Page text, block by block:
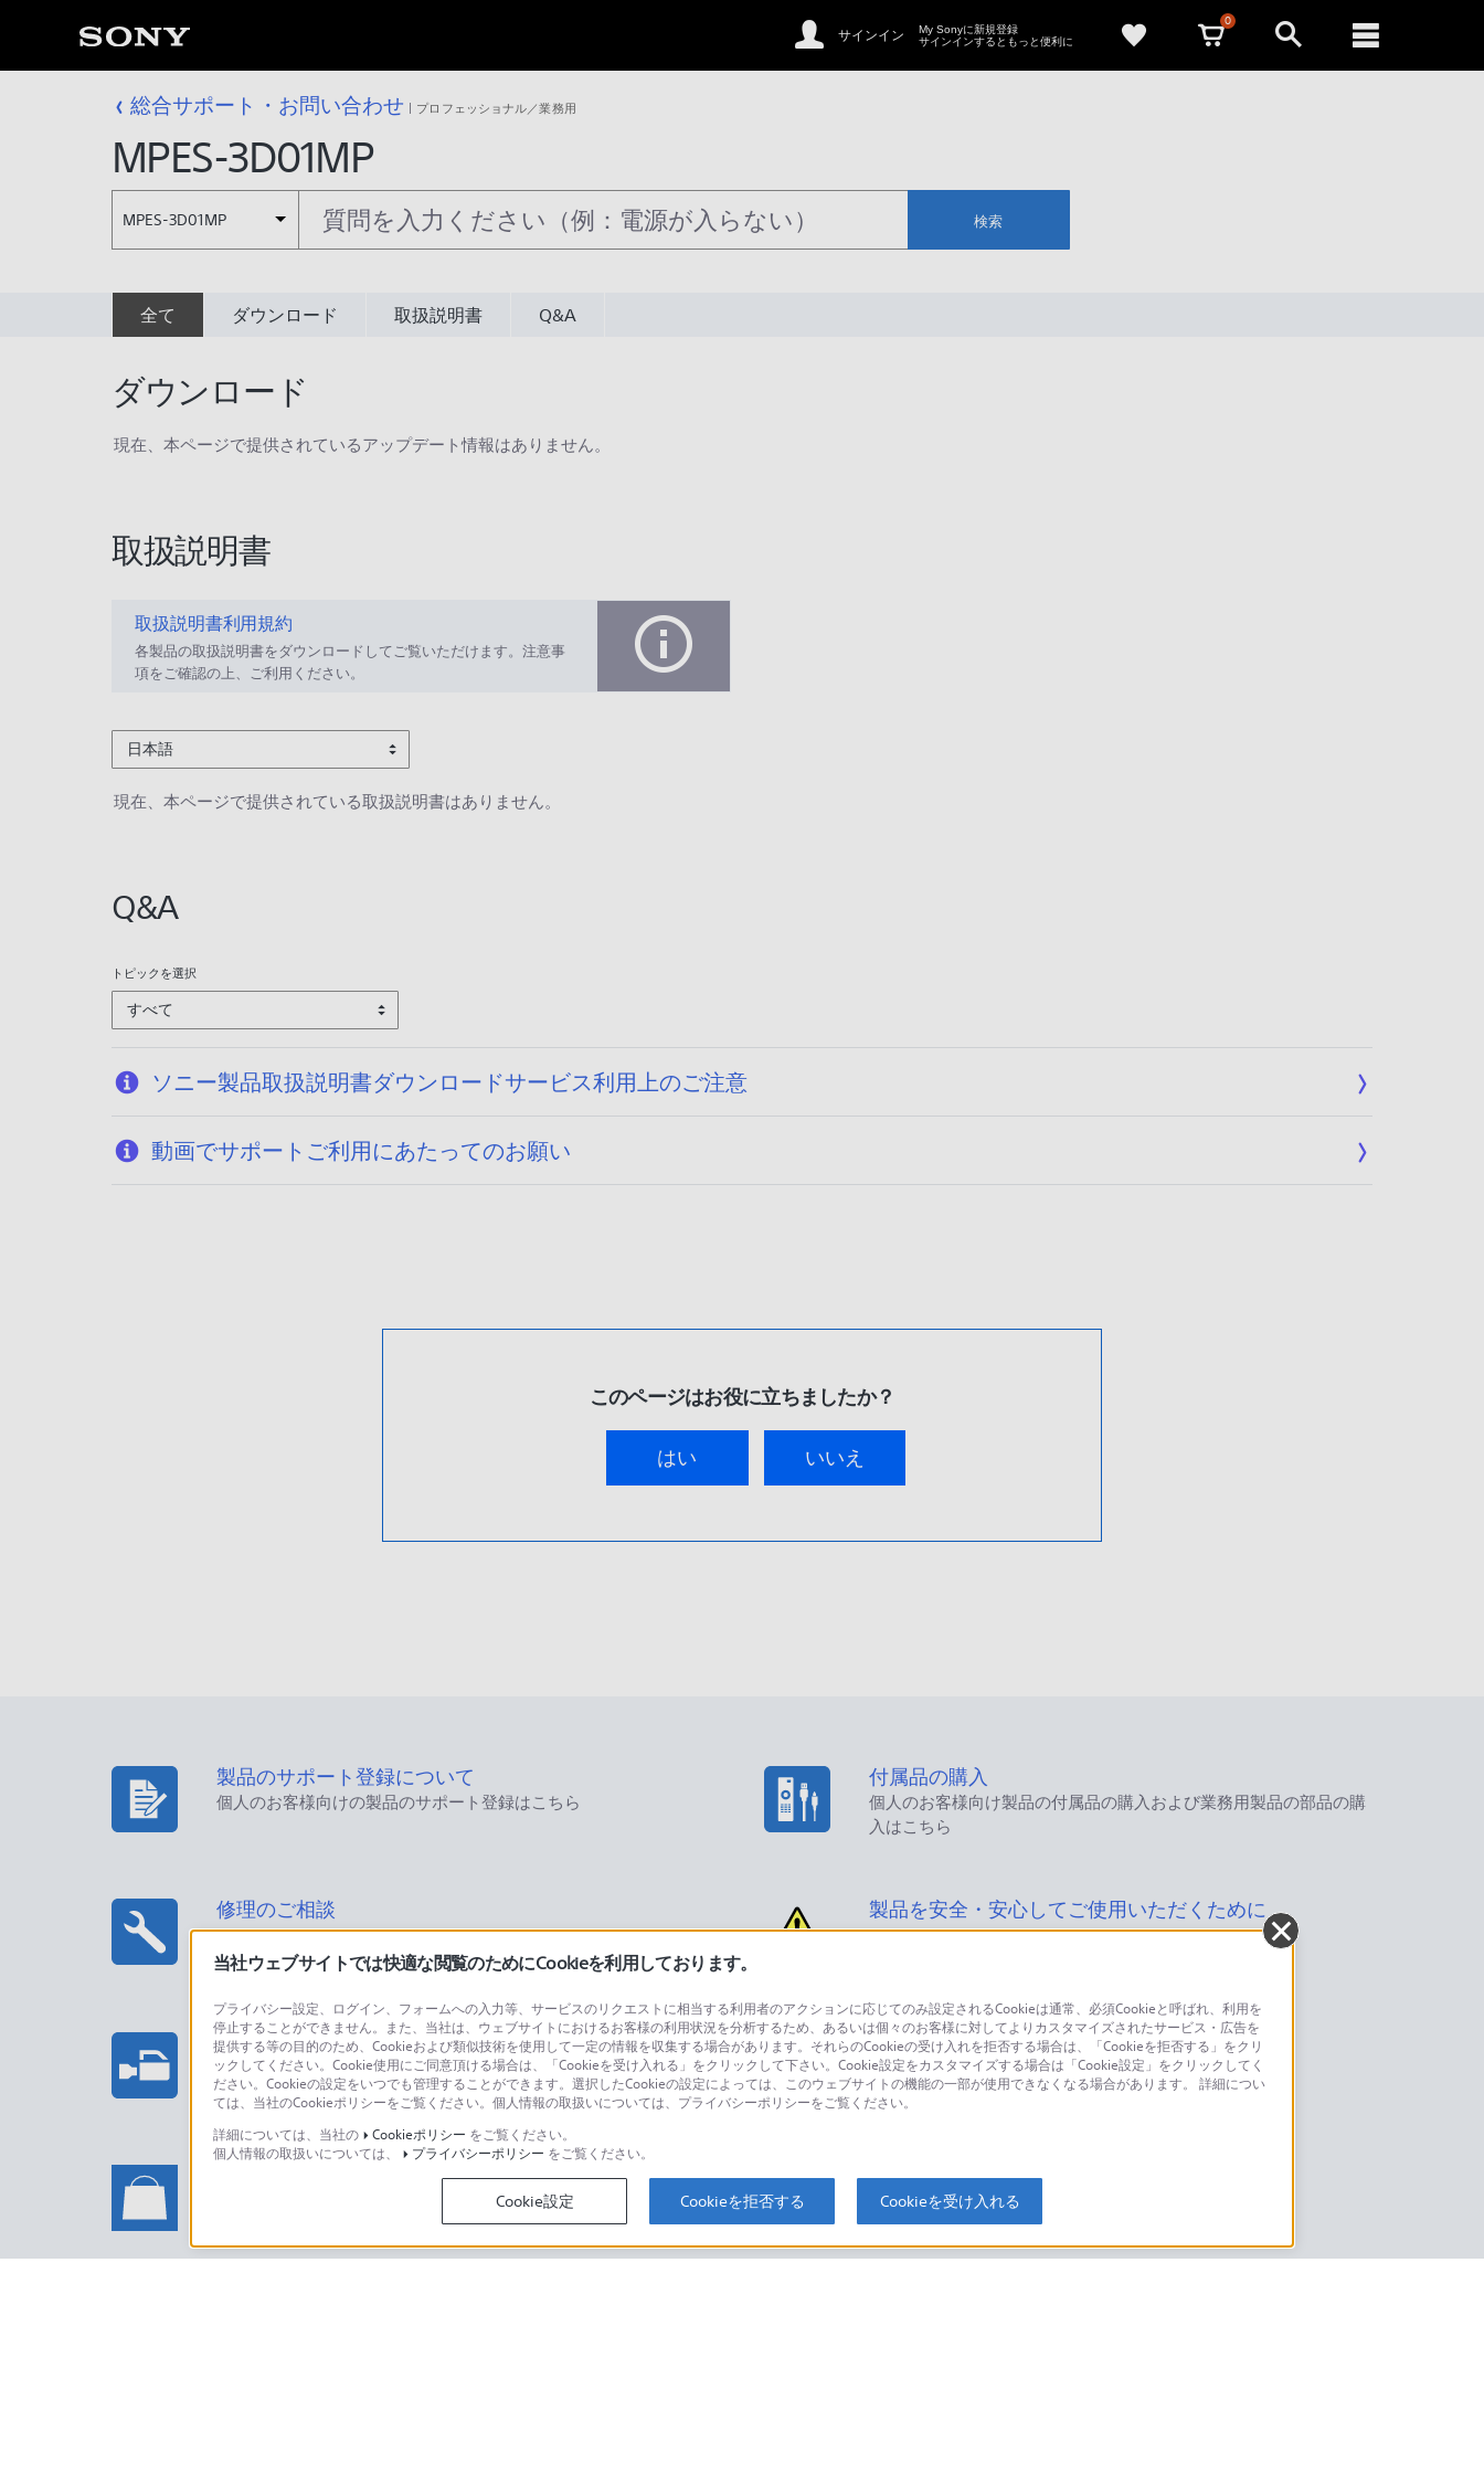
サインイン
My Sonyに新規登録
サインインするともっと便利に
0
総合サポート・お問い合わせ プロフェッショナル／業務用
MPES-3D01MP
MPES-3D01MP 検索
全て ダウンロード 取扱説明書 Q&A
ダウンロード
現在、本ページで提供されているアップデート情報はありません。
取扱説明書
取扱説明書利用規約
各製品の取扱説明書をダウンロードしてご覧いただけます。注意事
項をご確認の上、ご利用ください。
日本語
現在、本ページで提供されている取扱説明書はありません。
Q&A
トピックを選択
すべて
ソニー製品取扱説明書ダウンロードサービス利用上のご注意
動画でサポートご利用にあたってのお願い
このページはお役に立ちましたか？
はい いいえ
製品のサポート登録について
個人のお客様向けの製品のサポート登録はこちら
付属品の購入
個人のお客様向け製品の付属品の購入および業務用製品の部品の購
入はこちら
修理のご相談 製品を安全・安心してご使用いただくために
プロフェッショナル/業務用製品に関するお問い合わせ
法人のお客様はこちら
製品に関するお問い合わせ
個人のお客様はこちら
ソニーストアでのお買い物に関するご利用ガイド・お問
ソニーストアのご利用方法・サービスに関してのご案内はこちら
海外仕様製品
オーバーシーズモデルに関してのご案内はこちら
当社ウェブサイトでは快適な閲覧のためにCookieを利用しております。
プライバシー設定、ログイン、フォームへの入力等、サービスのリクエストに相当する利用者のアクションに応じてのみ設定されるCookieは通常、必須Cookieと呼ばれ、利用を
停止することができません。また、当社は、ウェブサイトにおけるお客様の利用状況を分析するため、あるいは個々のお客様に対してよりカスタマイズされたサービス・広告を
提供する等の目的のため、Cookieおよび類似技術を使用して一定の情報を収集する場合があります。それらのCookieの受け入れを拒否する場合は、「Cookieを拒否する」をクリ
ックしてください。Cookie使用にご同意頂ける場合は、「Cookieを受け入れる」をクリックして下さい。Cookie設定をカスタマイズする場合は「Cookie設定」をクリックしてく
ださい。Cookieの設定をいつでも管理することができます。選択したCookieの設定によっては、このウェブサイトの機能の一部が使用できなくなる場合があります。 詳細につい
ては、当社のCookieポリシーをご覧ください。個人情報の取扱いについては、プライバシーポリシーをご覧ください。
詳細については、当社の
Cookieポリシー をご覧ください。
個人情報の取扱いについては、
プライバシーポリシー をご覧ください。
Cookie設定 Cookieを拒否する Cookieを受け入れる